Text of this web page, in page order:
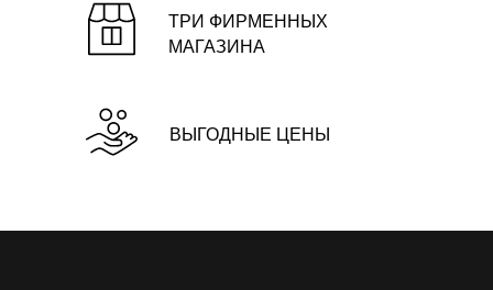
ТРИ ФИРМЕННЫХ
МАГАЗИНА
ВЫГОДНЫЕ ЦЕНЫ